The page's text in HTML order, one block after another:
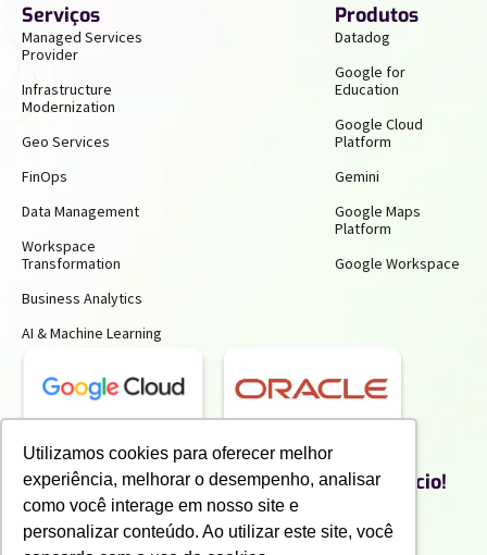
Utilizamos cookies para oferecer melhor
experiência, melhorar o desempenho, analisar
como você interage em nosso site e
personalizar conteúdo. Ao utilizar este site, você
Serviços
Managed Services
Provider
Infrastructure
Modernization
Geo Services
FinOps
Data Management
Workspace
Transformation
Business Analytics
AI & Machine Learning
Produtos
Datadog
Google for
Education
Google Cloud
Platform
Gemini
Google Maps
Platform
Google Workspace
Receba insights gratuitos e gere mais
produtividade e economia para o seu negócio!
Inscreva-se para receber nossos conteúdos exclusivos.